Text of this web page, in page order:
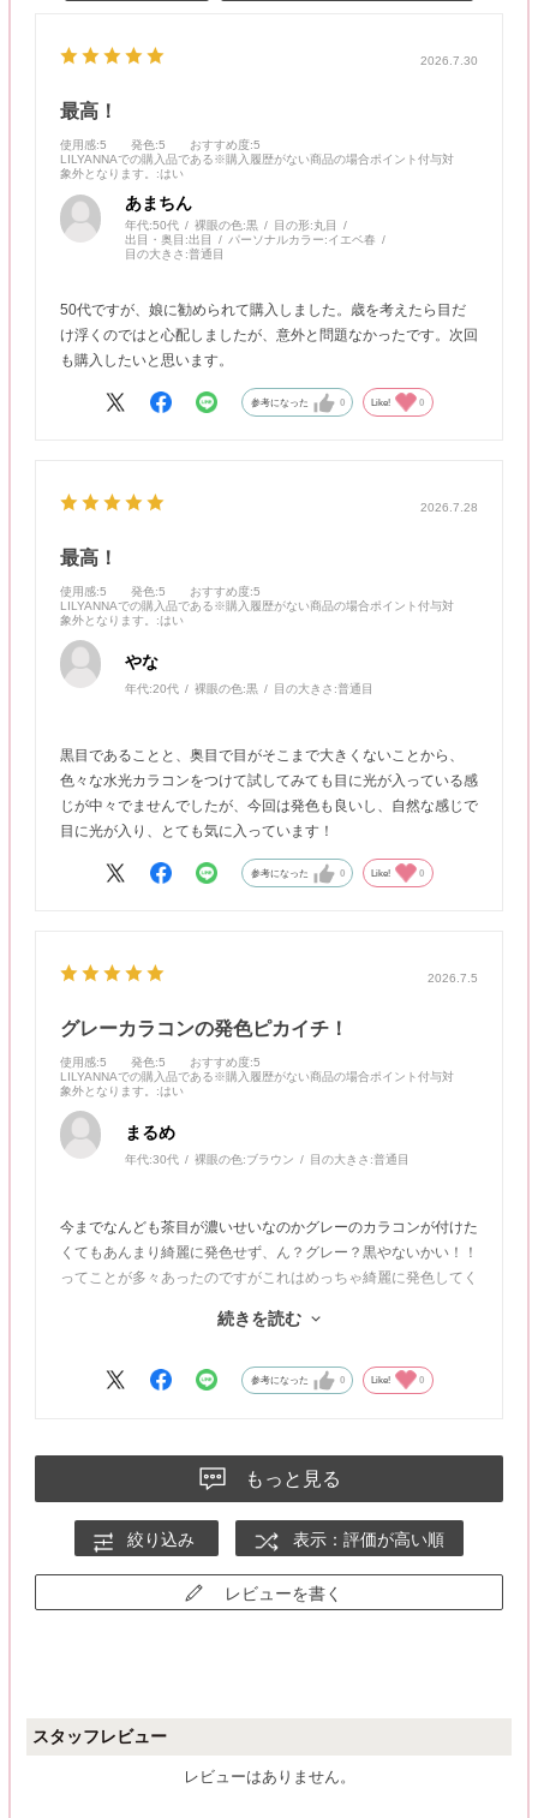
2026.7.30
最高！
使用感:5 発色:5 おすすめ度:5
LILYANNAでの購入品である※購入履歴がない商品の場合ポイント付与対
象外となります。
:はい
あまちん
年代:50代 裸眼の色:黒 目の形:丸目
出目・奥目:出目 パーソナルカラー:イエベ春
目の大きさ:普通目
50代ですが、娘に勧められて購入しました。歳を考えたら目だ
け浮くのではと心配しましたが、意外と問題なかったです。次回
も購入したいと思います。
参考になった 0 Like! 0
2026.7.28
最高！
使用感:5 発色:5 おすすめ度:5
LILYANNAでの購入品である※購入履歴がない商品の場合ポイント付与対
象外となります。
:はい
やな
年代:20代 裸眼の色:黒 目の大きさ:普通目
黒目であることと、奥目で目がそこまで大きくないことから、
色々な水光カラコンをつけて試してみても目に光が入っている感
じが中々でませんでしたが、今回は発色も良いし、自然な感じで
目に光が入り、とても気に入っています！
参考になった 0 Like! 0
2026.7.5
グレーカラコンの発色ピカイチ！
使用感:5 発色:5 おすすめ度:5
LILYANNAでの購入品である※購入履歴がない商品の場合ポイント付与対
象外となります。
:はい
まるめ
年代:30代 裸眼の色:ブラウン 目の大きさ:普通目
今までなんども茶目が濃いせいなのかグレーのカラコンが付けた
くてもあんまり綺麗に発色せず、ん？グレー？黒やないかい！！
ってことが多々あったのですがこれはめっちゃ綺麗に発色してく
めっちゃ可愛く盛れて望み通りの発色で最高です！
絶対リピします！
続きを読む
参考になった 0 Like! 0
もっと見る
絞り込み 表示：評価が高い順
レビューを書く
スタッフレビュー
レビューはありません。